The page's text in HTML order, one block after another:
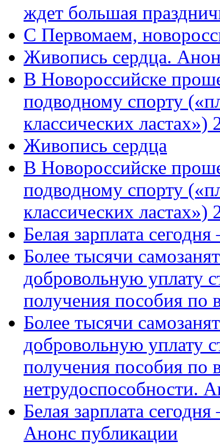
ждет большая
C Первомаем,
Живопись сердца.
В Новороссийске
подводному спорту
классических
Живопись сердца
В Новороссийске
подводному спорту
классических ластах»)
Белая зарплата
Более тысячи
добровольную уплату
получения пособия по
Более тысячи
добровольную уплату
получения пособия по
нетрудоспособности.
Белая зарплата
Анонс публикации